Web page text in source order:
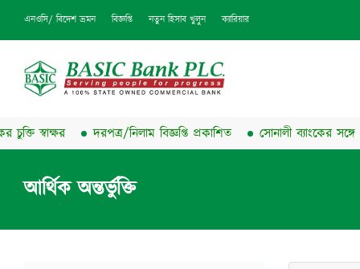
এনওসি/ বিদেশ ভ্রমন বিজ্ঞপ্তি নতুন হিসাব খুলুন ক্যারিয়ার
দরপত্র/নিলাম বিজ্ঞপ্তি প্রকাশিত সোনালী ব্যাংকের সঙ্গে বেসিক
আর্থিক অন্তর্ভুক্তি